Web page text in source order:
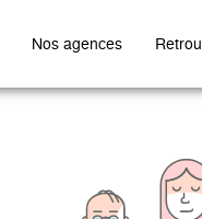
Nos agences